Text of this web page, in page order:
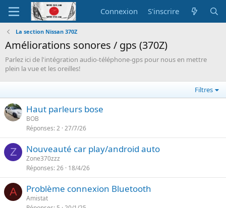
Connexion S'inscrire
La section Nissan 370Z
Améliorations sonores / gps (370Z)
Parlez ici de l'intégration audio-téléphone-gps pour nous en mettre
plein la vue et les oreilles!
Filtres
Haut parleurs bose
BOB
Réponses 2 27/7/26
Z Nouveauté car play/android auto
Zone370zzz
Réponses 26 18/4/26
A Problème connexion Bluetooth
Amistat